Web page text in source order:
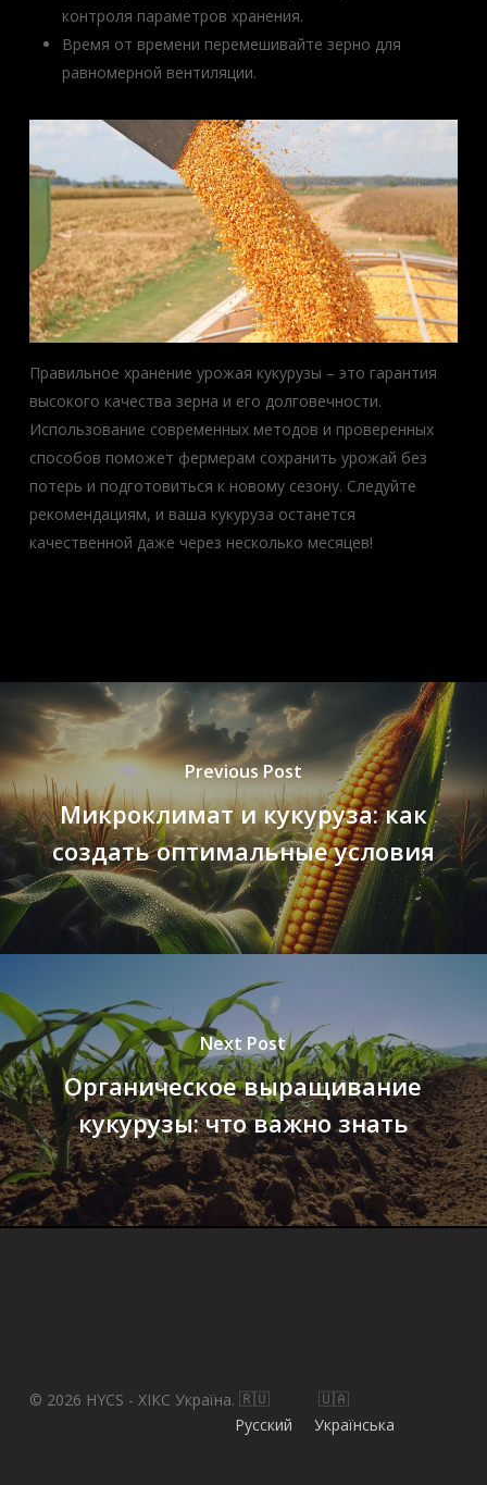
контроля параметров хранения.
Время от времени перемешивайте зерно для
равномерной вентиляции.
Правильное хранение урожая кукурузы – это гарантия
высокого качества зерна и его долговечности.
Использование современных методов и проверенных
способов поможет фермерам сохранить урожай без
потерь и подготовиться к новому сезону. Следуйте
рекомендациям, и ваша кукуруза останется
качественной даже через несколько месяцев!
Previous Post
Микроклимат и кукуруза: как
создать оптимальные условия
Next Post
Органическое выращивание
кукурузы: что важно знать
© 2026 HYCS - ХІКС Україна.
Русский
Українська